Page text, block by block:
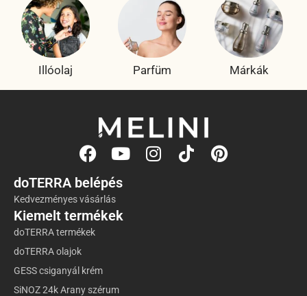
Illóolaj Parfüm Márkák
doTERRA belépés
Kedvezményes vásárlás
Kiemelt termékek
doTERRA termékek
doTERRA olajok
GESS csiganyál krém
SiNOZ 24k Arany szérum